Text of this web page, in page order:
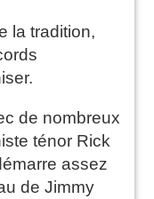
la tradition,
de nombreux
ténor Rick
assez
de Jimmy